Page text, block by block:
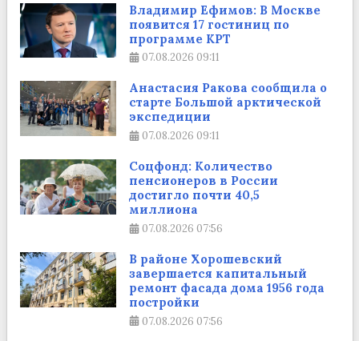
Владимир Ефимов: В Москве
появится 17 гостиниц по
программе КРТ
07.08.2026 09:11
Анастасия Ракова сообщила о
старте Большой арктической
экспедиции
07.08.2026 09:11
Соцфонд: Количество
пенсионеров в России
достигло почти 40,5
миллиона
07.08.2026 07:56
В районе Хорошевский
завершается капитальный
ремонт фасада дома 1956 года
постройки
07.08.2026 07:56